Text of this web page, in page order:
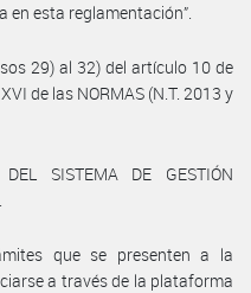
esta reglamentación”.
29) al 32) del artículo 10 de
de las NORMAS (N.T. 2013 y
SISTEMA DE GESTIÓN
que se presenten a la
a través de la plataforma